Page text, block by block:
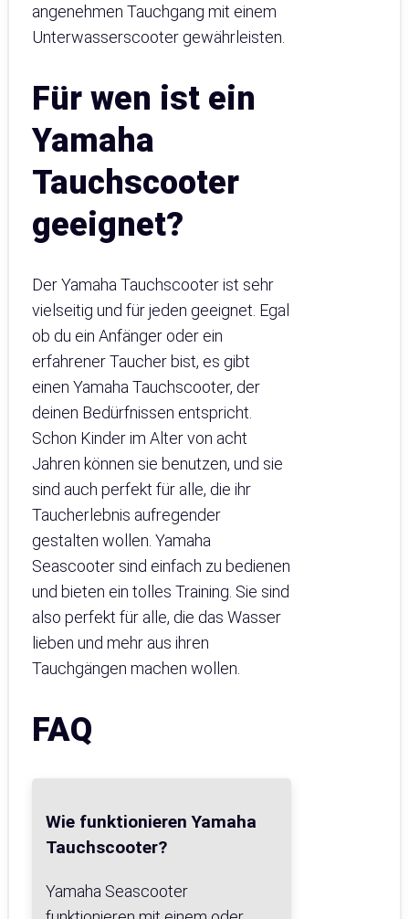
angenehmen Tauchgang mit einem
Unterwasserscooter gewährleisten.
Für wen ist ein
Yamaha
Tauchscooter
geeignet?
Der Yamaha Tauchscooter ist sehr
vielseitig und für jeden geeignet. Egal
ob du ein Anfänger oder ein
erfahrener Taucher bist, es gibt
einen Yamaha Tauchscooter, der
deinen Bedürfnissen entspricht.
Schon Kinder im Alter von acht
Jahren können sie benutzen, und sie
sind auch perfekt für alle, die ihr
Taucherlebnis aufregender
gestalten wollen. Yamaha
Seascooter sind einfach zu bedienen
und bieten ein tolles Training. Sie sind
also perfekt für alle, die das Wasser
lieben und mehr aus ihren
Tauchgängen machen wollen.
FAQ
Wie funktionieren Yamaha
Tauchscooter?
Yamaha Seascooter